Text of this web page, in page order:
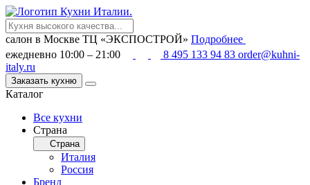
салон в Москве ТЦ «ЭКСПОСТРОЙ» Подробнее
ежедневно 10:00 – 21:00
8 495 133 94 83 order@kuhni-
italy.ru
Заказать кухню
Каталог
Все кухни
Страна
Страна
Италия
Россия
Бренд